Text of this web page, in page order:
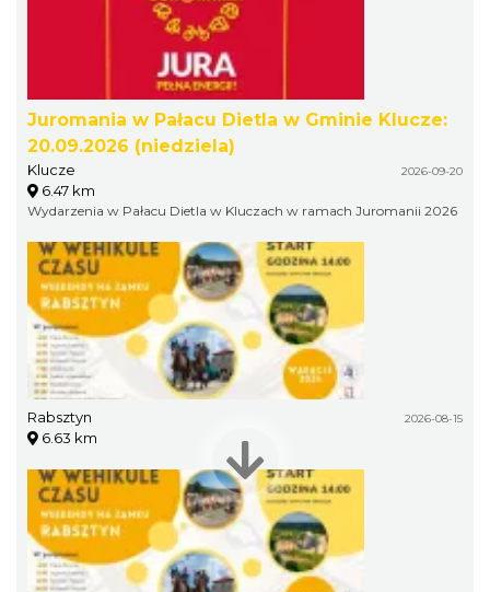
Juromania w Pałacu Dietla w Gminie Klucze:
20.09.2026 (niedziela)
Klucze 2026-09-20
6.47 km
Wydarzenia w Pałacu Dietla w Kluczach w ramach Juromanii 2026
Rabsztyn 2026-08-15
6.63 km